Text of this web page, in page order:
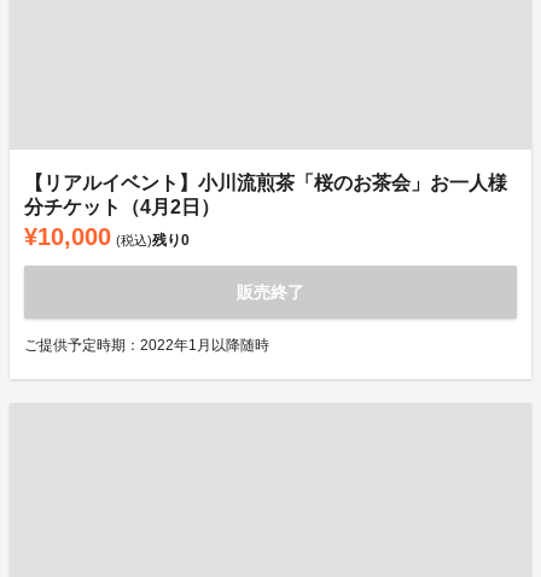
【リアルイベント】小川流煎茶「桜のお茶会」お一人様
分チケット（4月2日）
¥10,000 (税込)残り0
販売終了
ご提供予定時期：2022年1月以降随時